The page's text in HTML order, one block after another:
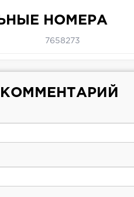
НОМЕРА
7658273